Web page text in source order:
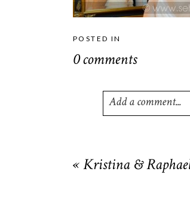
POSTED IN
0 comments
Add a comment...
« Kristina & Raphael